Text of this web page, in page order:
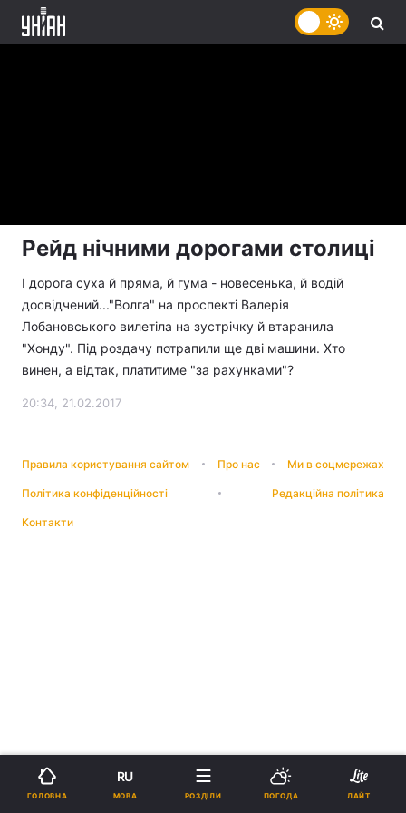
Рейд нічними дорогами столиці
І дорога суха й пряма, й гума - новесенька, й водій
досвідчений..."Волга" на проспекті Валерія
Лобановського вилетіла на зустрічку й втаранила
"Хонду". Під роздачу потрапили ще дві машини. Хто
винен, а відтак, платитиме "за рахунками"?
20:34, 21.02.2017
Правила користування сайтом Про нас Ми в соцмережах
Політика конфіденційності Редакційна політика
Контакти
ГОЛОВНА
RU
МОВА РОЗДІЛИ ПОГОДА ЛАЙТ